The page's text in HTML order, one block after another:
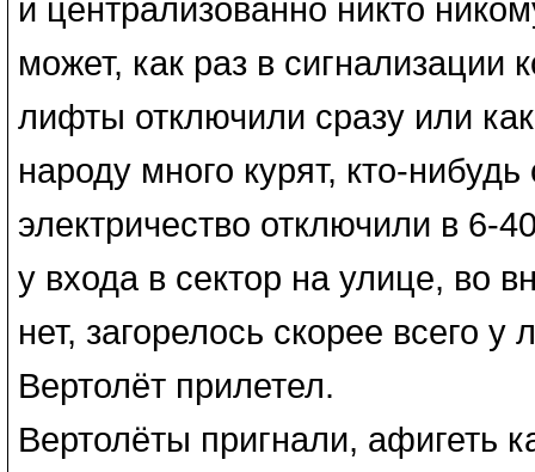
и централизованно никто
может, как раз в сигнализации
лифты отключили сразу или
народу много курят, кто-
электричество отключили в 6-
у входа в сектор на улице, во
нет, загорелось скорее всего у
Вертолёт прилетел.
Вертолёты пригнали, афигеть